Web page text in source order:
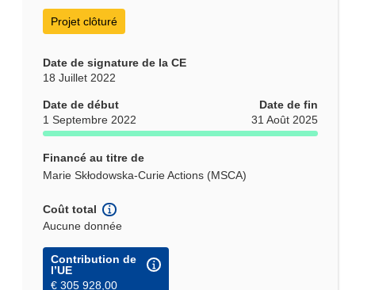
Projet clôturé
Date de signature de la CE
18 Juillet 2022
Date de début
1 Septembre 2022
Date de fin
31 Août 2025
Financé au titre de
Marie Skłodowska-Curie Actions (MSCA)
Coût total
Aucune donnée
Contribution de
l’UE
€ 305 928,00